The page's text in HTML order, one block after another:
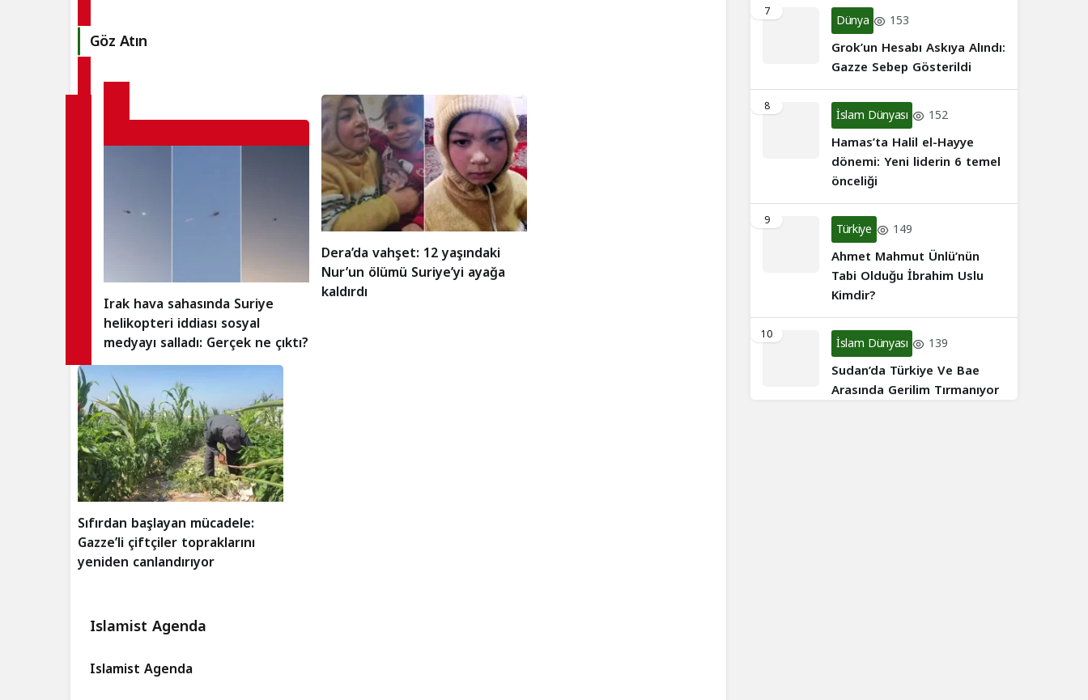
Göz Atın
Irak hava sahasında Suriye
helikopteri iddiası sosyal
medyayı salladı: Gerçek ne çıktı?
Dera’da vahşet: 12 yaşındaki
Nur’un ölümü Suriye’yi ayağa
kaldırdı
Sıfırdan başlayan mücadele:
Gazze’li çiftçiler topraklarını
yeniden canlandırıyor
Islamist Agenda
Islamist Agenda
7 Dünya 153
Grok’un Hesabı Askıya Alındı:
Gazze Sebep Gösterildi
8 İslam Dünyası 152
Hamas’ta Halil el-Hayye
dönemi: Yeni liderin 6 temel
önceliği
9 Türkiye 149
Ahmet Mahmut Ünlü’nün
Tabi Olduğu İbrahim Uslu
Kimdir?
10 İslam Dünyası 139
Sudan’da Türkiye Ve Bae
Arasında Gerilim Tırmanıyor